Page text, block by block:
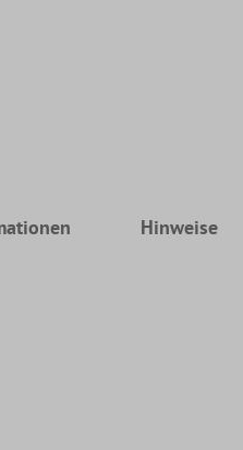
Hinweise